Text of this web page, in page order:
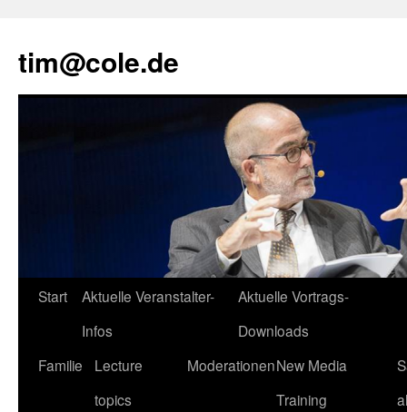
tim@cole.de
Start
Aktuelle Veranstalter-
Infos
Aktuelle Vortrags-
Downloads
Familie
Lecture
topics
ModerationenNew Media
Training